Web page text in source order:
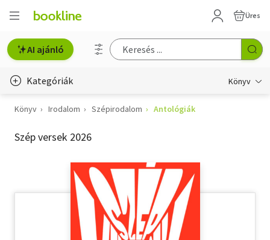
Üres
AI ajánló
Kategóriák Könyv
Életmód, egészség
Erotika
Gyermek- és ifjúsági
Hobbi, szabadidő
Könyv Irodalom Szépirodalom Antológiák
Szép versek 2026